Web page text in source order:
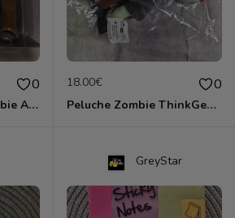
0
Remote Control Zombie Accoutrements neuf - figurine télécommandée zombie
18.00€ 0
Peluche Zombie ThinkGeek Collector - NEUVE sous emballage (2010)
GreyStar